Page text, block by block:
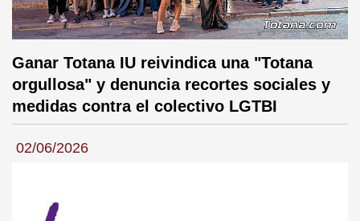
Ganar Totana IU reivindica una "Totana
orgullosa" y denuncia recortes sociales y
medidas contra el colectivo LGTBI
02/06/2026